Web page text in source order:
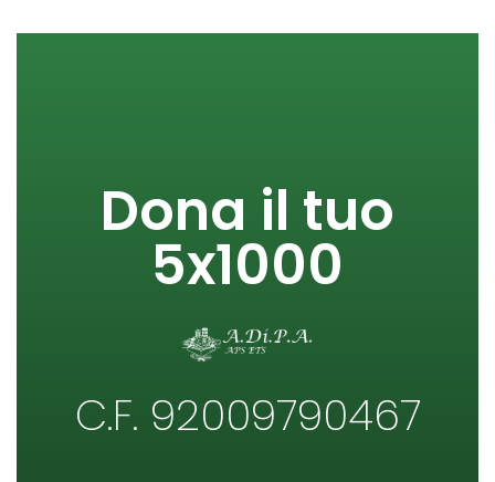
Dona il tuo
5x1000
C.F. 92009790467